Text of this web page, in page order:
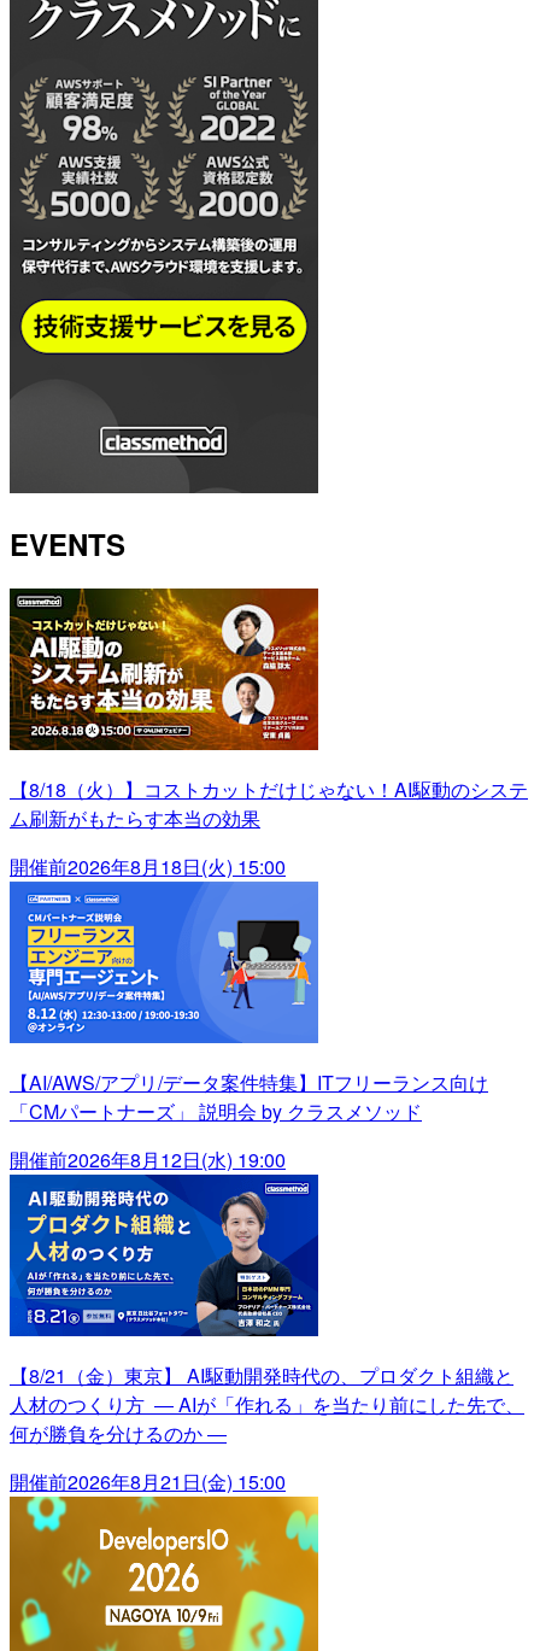
EVENTS
【8/18（火）】コストカットだけじゃない！AI駆動のシステ
ム刷新がもたらす本当の効果
開催前2026年8月18日(火) 15:00
【AI/AWS/アプリ/データ案件特集】ITフリーランス向け
「CMパートナーズ」 説明会 by クラスメソッド
開催前2026年8月12日(水) 19:00
【8/21（金）東京】 AI駆動開発時代の、プロダクト組織と
人材のつくり方 ― AIが「作れる」を当たり前にした先で、
何が勝負を分けるのか ―
開催前2026年8月21日(金) 15:00